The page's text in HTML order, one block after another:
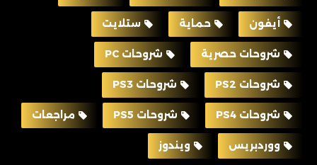
أيفون حماية ستلايت
شروحات حصرية شروحات PC
شروحات PS2 شروحات PS3
شروحات PS4 شروحات PS5 مراجعات
ووردبريس ويندوز